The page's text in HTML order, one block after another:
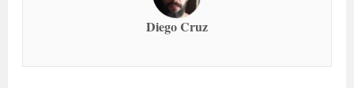
Diego Cruz